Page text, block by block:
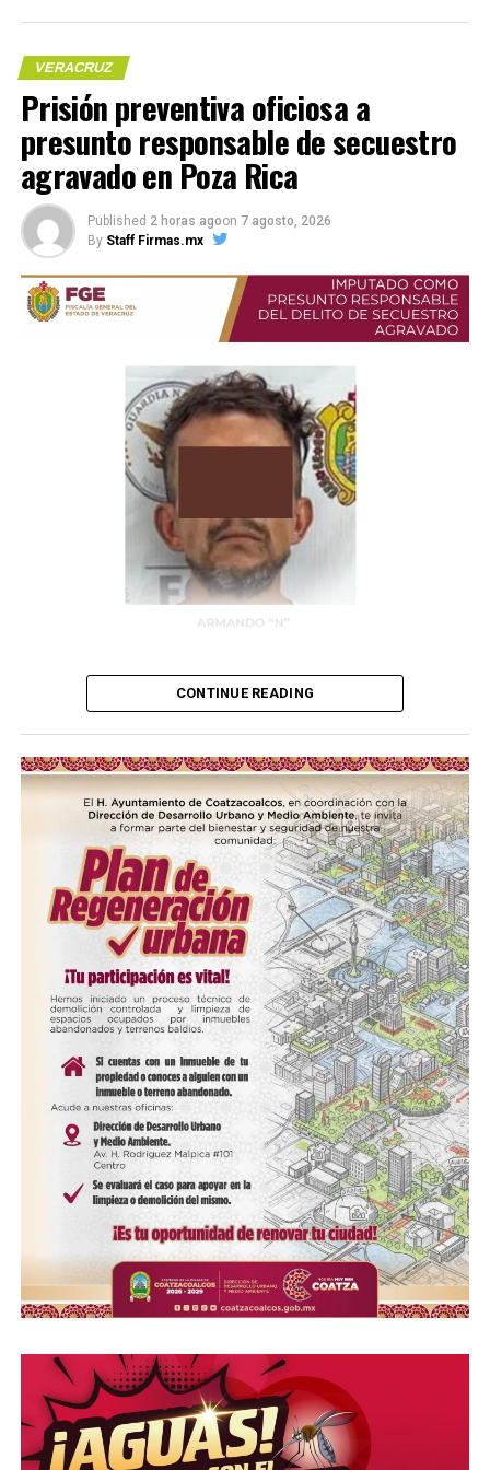
COMPARTE ESTA INFORMACIÓN
VERACRUZ
Prisión preventiva oficiosa a
presunto responsable de secuestro
agravado en Poza Rica
Published 2 horas agoon 7 agosto, 2026
By Staff Firmas.mx
(más…)
Me gusta esto:
COMPARTE ESTA INFORMACIÓN
CONTINUE READING